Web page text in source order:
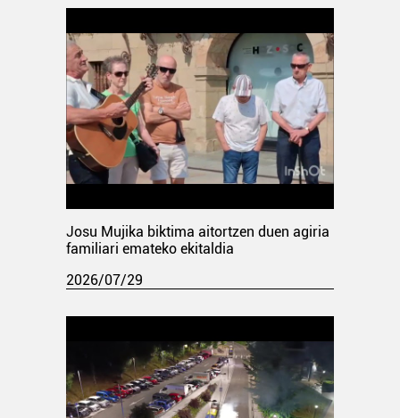
Josu Mujika biktima aitortzen duen agiria
familiari emateko ekitaldia
2026/07/29